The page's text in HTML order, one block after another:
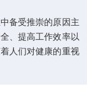
备受推崇的原因主
、提高工作效率以
人们对健康的重视